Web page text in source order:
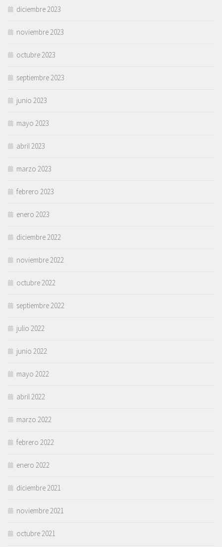
diciembre 2023
noviembre 2023
octubre 2023
septiembre 2023
junio 2023
mayo 2023
abril 2023
marzo 2023
febrero 2023
enero 2023
diciembre 2022
noviembre 2022
octubre 2022
septiembre 2022
julio 2022
junio 2022
mayo 2022
abril 2022
marzo 2022
febrero 2022
enero 2022
diciembre 2021
noviembre 2021
octubre 2021